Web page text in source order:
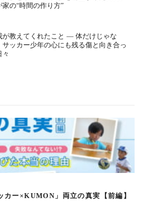
家の“時間の作り方”
が教えてくれたこと ― 体だけじゃな
サッカー少年の心にも残る傷と向き合っ
々
カー×KUMON」両立の真実【前編】